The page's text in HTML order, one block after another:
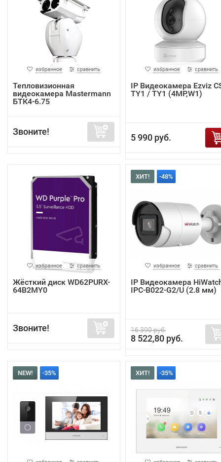
избранное сравнить
Тепловизионная
видеокамера Mastermann
БТК4-6.75
Звоните!
избранное сравнить
IP Видеокамера Ezviz
TY1 / TY1 (4MP,W1)
5 990 руб.
избранное сравнить
Жёсткий диск WD62PURX-
64B2MY0
Звоните!
ХИТ! -48%
избранное сравнить
IP Видеокамера
IPC-B022-G2/U (2.8 мм)
16 390 руб.
8 522,80 руб.
NEW! -35% ХИТ! -35%